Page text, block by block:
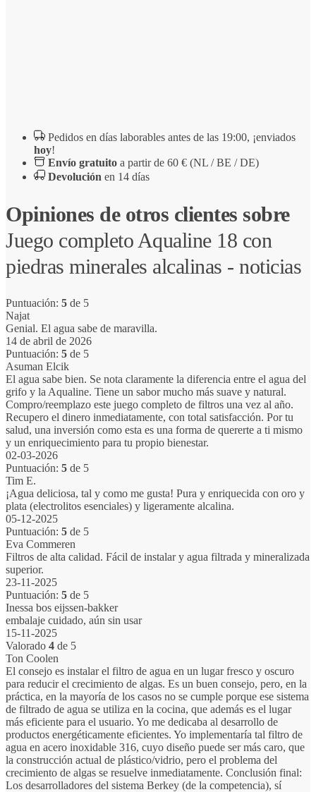
Pedidos en días laborables antes de las 19:00, ¡enviados
hoy!
Envío gratuito a partir de 60 € (NL / BE / DE)
Devolución en 14 días
Opiniones de otros clientes sobre
Juego completo Aqualine 18 con
piedras minerales alcalinas - noticias
Puntuación: 5 de 5
Najat
Genial. El agua sabe de maravilla.
14 de abril de 2026
Puntuación: 5 de 5
Asuman Elcik
El agua sabe bien. Se nota claramente la diferencia entre el agua del
grifo y la Aqualine. Tiene un sabor mucho más suave y natural.
Compro/reemplazo este juego completo de filtros una vez al año.
Recupero el dinero inmediatamente, con total satisfacción. Por tu
salud, una inversión como esta es una forma de quererte a ti mismo
y un enriquecimiento para tu propio bienestar.
02-03-2026
Puntuación: 5 de 5
Tim E.
¡Agua deliciosa, tal y como me gusta! Pura y enriquecida con oro y
plata (electrolitos esenciales) y ligeramente alcalina.
05-12-2025
Puntuación: 5 de 5
Eva Commeren
Filtros de alta calidad. Fácil de instalar y agua filtrada y mineralizada
superior.
23-11-2025
Puntuación: 5 de 5
Inessa bos eijssen-bakker
embalaje cuidado, aún sin usar
15-11-2025
Valorado 4 de 5
Ton Coolen
El consejo es instalar el filtro de agua en un lugar fresco y oscuro
para reducir el crecimiento de algas. Es un buen consejo, pero, en la
práctica, en la mayoría de los casos no se cumple porque ese sistema
de filtrado de agua se utiliza en la cocina, que además es el lugar
más eficiente para el usuario. Yo me dedicaba al desarrollo de
productos energéticamente eficientes. Yo implementaría tal filtro de
agua en acero inoxidable 316, cuyo diseño puede ser más caro, que
la construcción actual de plástico/vidrio, pero el problema del
crecimiento de algas se resuelve inmediatamente. Conclusión final:
Los desarrolladores del sistema Berkey (de la competencia), sí